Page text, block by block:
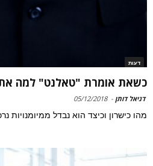
דעות
כשאת אומרת "טאלנט" למה את
דניאל דותן -
05/12/2018
מהו כישרון וכיצד הוא נבדל ממיומנויות